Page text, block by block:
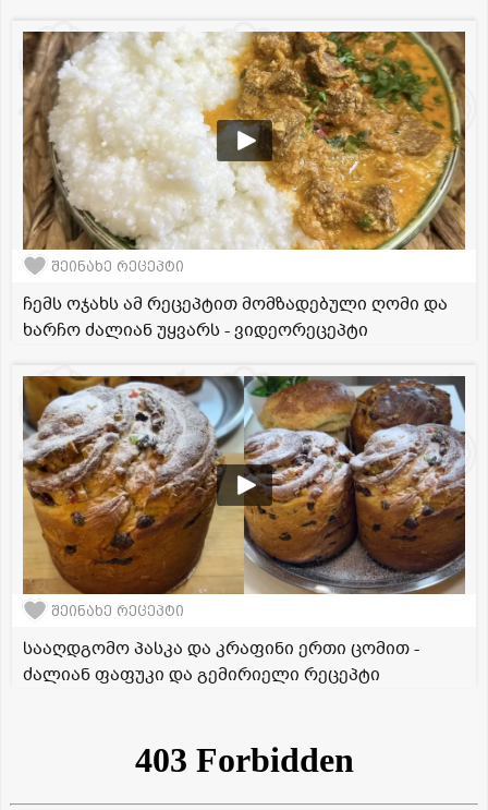
შეინახე რეცეპტი
ჩემს ოჯახს ამ რეცეპტით მომზადებული ღომი და
ხარჩო ძალიან უყვარს - ვიდეორეცეპტი
შეინახე რეცეპტი
სააღდგომო პასკა და კრაფინი ერთი ცომით -
ძალიან ფაფუკი და გემირიელი რეცეპტი